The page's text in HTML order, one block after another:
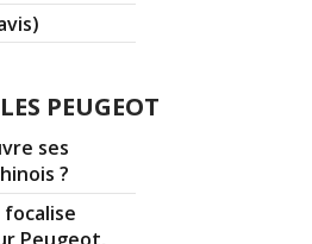
PEUGEOT
ses
?